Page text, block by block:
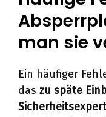
man sie
Ein häufiger
das zu späte